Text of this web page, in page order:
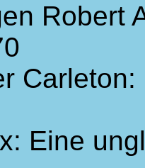
Robert
Eine